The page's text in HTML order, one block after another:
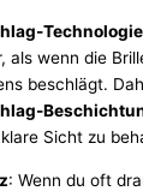
Technologie
als wenn die
beschlägt.
Sicht zu
: Wenn du oft